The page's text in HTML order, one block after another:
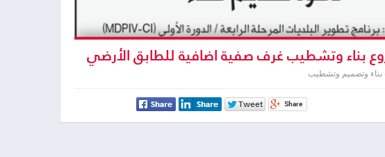
بناء وتشطيب غرف صفية اضافية للطابق الأرضي
الثانوية
بناء وتصميم وتشطيب